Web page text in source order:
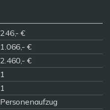
246,- €
1.066,- €
2.460,- €
1
1
Personenaufzug